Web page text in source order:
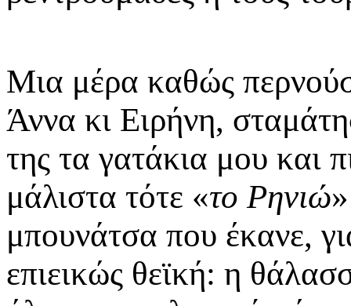
Μια μέρα καθώς
Άννα κι Ειρήνη,
της τα γατάκια μου και
μάλιστα τότε «το Ρηνιώ
μπουνάτσα που έκανε,
επιεικώς θεϊκή: η